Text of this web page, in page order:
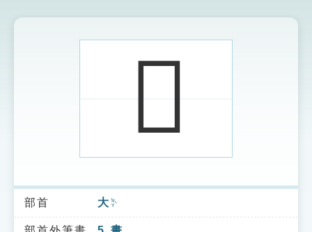
索引選單
示
圖
𡘄
部首 大 ㄉㄚˋ